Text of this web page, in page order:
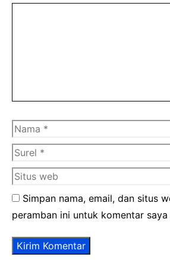
Nama
Simpan nama, email, dan situs
peramban ini untuk komentar